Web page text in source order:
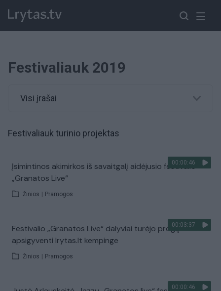
Festivaliauk 2019
Visi įrašai
Festivaliauk turinio projektas
00:00:46
Įsimintinos akimirkos iš savaitgalį aidėjusio festivalio
„Granatos Live“
Žinios Pramogos
00:03:37
Festivalio „Granatos Live“ dalyviai turėjo progą
apsigyventi lrytas.lt kempinge
Žinios Pramogos
00:00:46